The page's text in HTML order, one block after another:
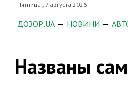
Пятница , 7 августа 2026
ДОЗОР.UA НОВИНИ
Названы